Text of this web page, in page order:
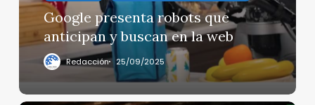
en
web
Google presenta robots que
anticipan y buscan en la web
Redacción 25/09/2025